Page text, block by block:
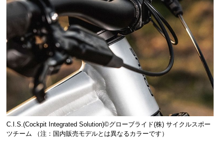
C.I.S.(Cockpit Integrated Solution)©️グローブライド(株) サイクルスポー
ツチーム （注：国内販売モデルとは異なるカラーです）